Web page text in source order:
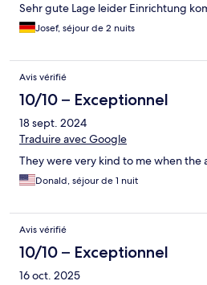
Sehr gute Lage leider Einrichtung
Josef, séjour de 2 nuits
Avis vérifié
10/10 – Exceptionnel
18 sept. 2024
Traduire avec Google
They were very kind to me when the
Donald, séjour de 1 nuit
Avis vérifié
10/10 – Exceptionnel
16 oct. 2025